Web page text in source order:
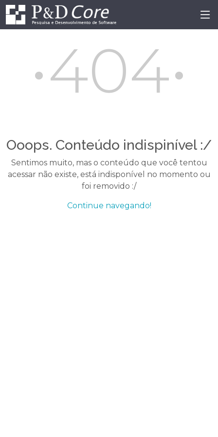
•404•
Ooops. Conteúdo indispinível :/
Sentimos muito, mas o conteúdo que você tentou
acessar não existe, está indisponível no momento ou
foi removido :/
Continue navegando!